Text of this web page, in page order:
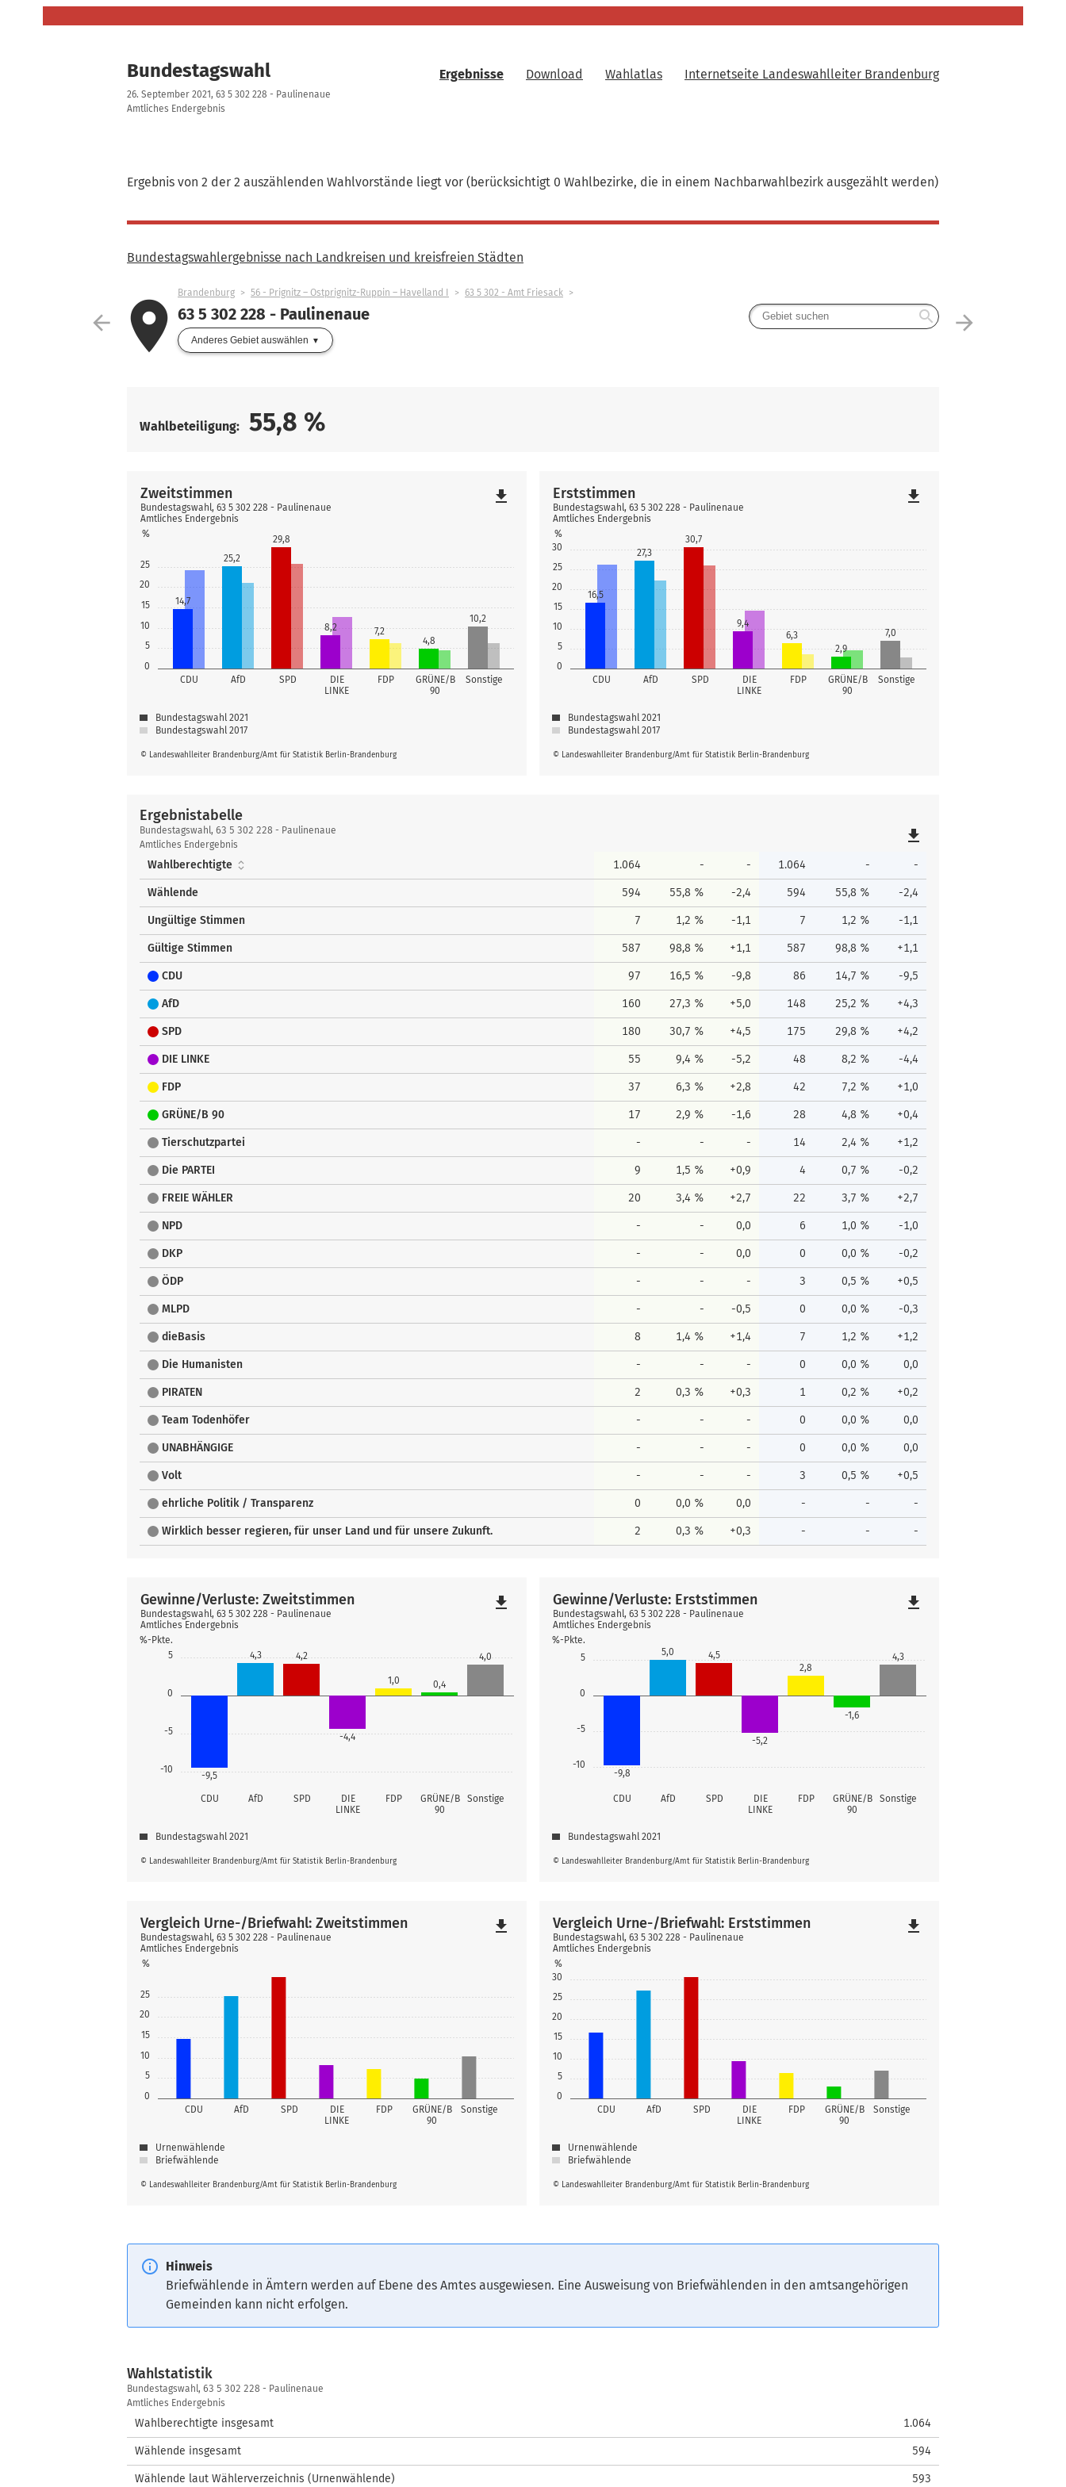
Bundestagswahl
26. September 2021, 63 5 302 228 - Paulinenaue
Amtliches Endergebnis
Ergebnisse Download Wahlatlas Internetseite Landeswahlleiter Brandenburg
Ergebnis von 2 der 2 auszählenden Wahlvorstände liegt vor (berücksichtigt 0 Wahlbezirke, die in einem Nachbarwahlbezirk ausgezählt werden)
Bundestagswahlergebnisse nach Landkreisen und kreisfreien Städten
arrow_back arrow_forward
place
Brandenburg 56 - Prignitz – Ostprignitz-Ruppin – Havelland I 63 5 302 - Amt Friesack
63 5 302 228 - Paulinenaue
Anderes Gebiet auswählen
search
Wahlbeteiligung: 55,8 %
0
5
10
15
20
25
%
CDU AfD SPD
DIE
LINKE
FDP
GRÜNE/B
90
Sonstige
14,7
25,2
29,8
8,2
7,2
4,8
10,2
© Landeswahlleiter Brandenburg/Amt für Statistik Berlin-Brandenburg
Zweitstimmen
Bundestagswahl, 63 5 302 228 - Paulinenaue
Amtliches Endergebnis
Bundestagswahl 2021
Bundestagswahl 2017
file_download
0
5
10
15
20
25
30
%
CDU AfD SPD
DIE
LINKE
FDP
GRÜNE/B
90
Sonstige
16,5
27,3
30,7
9,4
6,3
2,9
7,0
© Landeswahlleiter Brandenburg/Amt für Statistik Berlin-Brandenburg
Erststimmen
Bundestagswahl, 63 5 302 228 - Paulinenaue
Amtliches Endergebnis
Bundestagswahl 2021
Bundestagswahl 2017
file_download
Ergebnistabelle
Ergebnistabelle
Bundestagswahl, 63 5 302 228 - Paulinenaue
Amtliches Endergebnis
file_download
Wahlberechtigte 1.064 - - 1.064 - -
Wählende 594 55,8 % -2,4 594 55,8 % -2,4
Ungültige Stimmen 7 1,2 % -1,1 7 1,2 % -1,1
Gültige Stimmen 587 98,8 % +1,1 587 98,8 % +1,1
CDU 97 16,5 % -9,8 86 14,7 % -9,5
AfD 160 27,3 % +5,0 148 25,2 % +4,3
SPD 180 30,7 % +4,5 175 29,8 % +4,2
DIE LINKE 55 9,4 % -5,2 48 8,2 % -4,4
FDP 37 6,3 % +2,8 42 7,2 % +1,0
GRÜNE/B 90 17 2,9 % -1,6 28 4,8 % +0,4
Tierschutzpartei - - - 14 2,4 % +1,2
Die PARTEI 9 1,5 % +0,9 4 0,7 % -0,2
FREIE WÄHLER 20 3,4 % +2,7 22 3,7 % +2,7
NPD - - 0,0 6 1,0 % -1,0
DKP - - 0,0 0 0,0 % -0,2
ÖDP - - - 3 0,5 % +0,5
MLPD - - -0,5 0 0,0 % -0,3
dieBasis 8 1,4 % +1,4 7 1,2 % +1,2
Die Humanisten - - - 0 0,0 % 0,0
PIRATEN 2 0,3 % +0,3 1 0,2 % +0,2
Team Todenhöfer - - - 0 0,0 % 0,0
UNABHÄNGIGE - - - 0 0,0 % 0,0
Volt - - - 3 0,5 % +0,5
ehrliche Politik / Transparenz 0 0,0 % 0,0 - - -
Wirklich besser regieren, für unser Land und für unsere Zukunft. 2 0,3 % +0,3 - - -
-10
-5
0
5
%-Pkte.
CDU AfD SPD
DIE
LINKE
FDP
GRÜNE/B
90
Sonstige
-9,5
4,3 4,2
-4,4
1,0 0,4
4,0
© Landeswahlleiter Brandenburg/Amt für Statistik Berlin-Brandenburg
Gewinne/Verluste: Zweitstimmen
Bundestagswahl, 63 5 302 228 - Paulinenaue
Amtliches Endergebnis
Bundestagswahl 2021
file_download
-10
-5
0
5
%-Pkte.
CDU AfD SPD
DIE
LINKE
FDP
GRÜNE/B
90
Sonstige
-9,8
5,0 4,5
-5,2
2,8
-1,6
4,3
© Landeswahlleiter Brandenburg/Amt für Statistik Berlin-Brandenburg
Gewinne/Verluste: Erststimmen
Bundestagswahl, 63 5 302 228 - Paulinenaue
Amtliches Endergebnis
Bundestagswahl 2021
file_download
0
5
10
15
20
25
%
CDU AfD SPD
DIE
LINKE
FDP
GRÜNE/B
90
Sonstige
© Landeswahlleiter Brandenburg/Amt für Statistik Berlin-Brandenburg
Vergleich Urne-/Briefwahl: Zweitstimmen
Bundestagswahl, 63 5 302 228 - Paulinenaue
Amtliches Endergebnis
Urnenwählende
Briefwählende
file_download
0
5
10
15
20
25
30
%
CDU AfD SPD
DIE
LINKE
FDP
GRÜNE/B
90
Sonstige
© Landeswahlleiter Brandenburg/Amt für Statistik Berlin-Brandenburg
Vergleich Urne-/Briefwahl: Erststimmen
Bundestagswahl, 63 5 302 228 - Paulinenaue
Amtliches Endergebnis
Urnenwählende
Briefwählende
file_download
Hinweis
Briefwählende in Ämtern werden auf Ebene des Amtes ausgewiesen. Eine Ausweisung von Briefwählenden in den amtsangehörigen
Gemeinden kann nicht erfolgen.
Wahlstatistik
Wahlstatistik
Bundestagswahl, 63 5 302 228 - Paulinenaue
Amtliches Endergebnis
Wahlberechtigte insgesamt 1.064
Wählende insgesamt 594
Wählende laut Wählerverzeichnis (Urnenwählende) 593